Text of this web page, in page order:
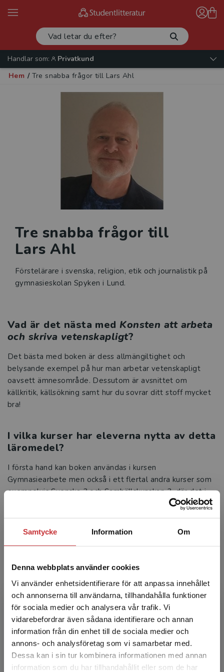
Samtycke Information Om
Denna webbplats använder cookies
Vi använder enhetsidentifierare för att anpassa innehållet
och annonserna till användarna, tillhandahålla funktioner
för sociala medier och analysera vår trafik. Vi
vidarebefordrar även sådana identifierare och annan
information från din enhet till de sociala medier och
annons- och analysföretag som vi samarbetar med.
Dessa kan i sin tur kombinera informationen med annan
information som du har tillhandahållit eller som de har
Begränsad fraktregion
Handlar som:
Privatkund
Hem / Tre snabba frågor till Lars Ahl
Tre snabba frågor till
Lars Ahl
Förstelärare i svenska, religion, etik och journalistik på
gymnasieskolan Spyken i Lund.
Vad är det nästa med Konsten att arbeta
och skriva vetenskapligt?
Det bästa med boken är dess allmängiltighet och
belysande exempel på hur man arbetar vetenskapligt
oavsett ämnesområde. Dessutom är avsnittet om
källkritik, källsökning samt hur du sovrar ditt stoff mycket
bra!
I vilka kurser har eleverna nytta av detta
läromedel?
I första hand kan boken användas i kursen
Gymnasiearbete men också i ett flertal andra kurser som
exempelvis Svenska 3 och Samhällskunskap 3, där det i
de centrala målen och kunskapskraven krävs färdigheter i
vetenskapligt skrivande.
Vilka fördelar ser du med att läromedlet
digitalt läromedel?
Vetenskapligt skrivande är en komplex kunskapsprocess.
Bokens övningar blir ett gott stöd som låter eleverna
försöka och även misslyckas på ett konstruktivt sätt. Det
digitala läromedlet kompletterar bra med den inlästa
interaktiva boken, där eleverna kan läsa och lyssna
samtidigt, söka, stryka under och anteckna.